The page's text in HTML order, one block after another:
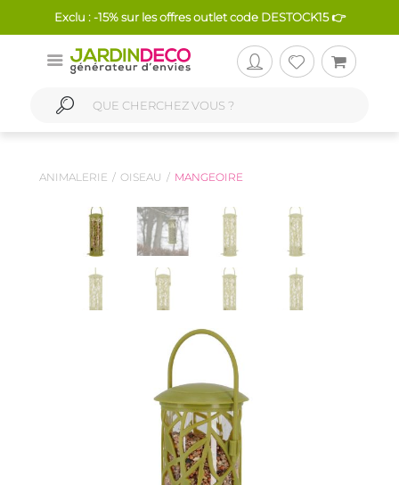
Exclu : -15% sur les offres outlet code DESTOCK15 👉
ANIMALERIE OISEAU MANGEOIRE